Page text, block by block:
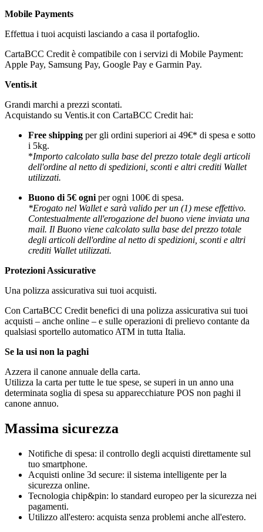
Mobile Payments
Effettua i tuoi acquisti lasciando a casa il portafoglio.
CartaBCC Credit è compatibile con i servizi di Mobile Payment:
Apple Pay, Samsung Pay, Google Pay e Garmin Pay.
Ventis.it
Grandi marchi a prezzi scontati.
Acquistando su Ventis.it con CartaBCC Credit hai:
Free shipping per gli ordini superiori ai 49€* di spesa e sotto
i 5kg.
*Importo calcolato sulla base del prezzo totale degli articoli
dell'ordine al netto di spedizioni, sconti e altri crediti Wallet
utilizzati.
Buono di 5€ ogniper ogni 100€ di spesa.
*Erogato nel Wallet e sarà valido per un (1) mese effettivo.
Contestualmente all'erogazione del buono viene inviata una
mail. Il Buono viene calcolato sulla base del prezzo totale
degli articoli dell'ordine al netto di spedizioni, sconti e altri
crediti Wallet utilizzati.
Protezioni Assicurative
Una polizza assicurativa sui tuoi acquisti.
Con CartaBCC Credit benefici di una polizza assicurativa sui tuoi
acquisti – anche online – e sulle operazioni di prelievo contante da
qualsiasi sportello automatico ATM in tutta Italia.
Se la usi non la paghi
Azzera il canone annuale della carta.
Utilizza la carta per tutte le tue spese, se superi in un anno una
determinata soglia di spesa su apparecchiature POS non paghi il
canone annuo.
Massima sicurezza
Notifiche di spesa: il controllo degli acquisti direttamente sul
tuo smartphone.
Acquisti online 3d secure: il sistema intelligente per la
sicurezza online.
Tecnologia chip&pin: lo standard europeo per la sicurezza nei
pagamenti.
Utilizzo all'estero: acquista senza problemi anche all'estero.